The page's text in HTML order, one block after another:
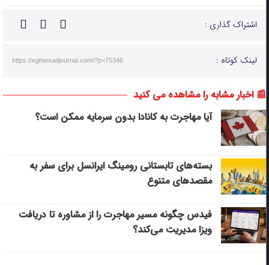
اشتراک گذاری :
لینک کوتاه : https://eghtesadjournal.com/?p=75346
📰 اخبار مشابه را مشاهده می کنید
آیا مهاجرت به کانادا بدون سرمایه ممکن است؟
بسته‌های تابستانی رومینگ ایرانسل برای سفر به
مقصدهای متنوع
فیدس چگونه مسیر مهاجرت را از مشاوره تا دریافت
ویزا مدیریت می‌کند؟